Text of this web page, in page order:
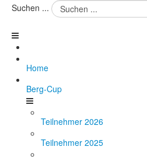
Suchen ...
Home
Berg-Cup
Teilnehmer 2026
Teilnehmer 2025